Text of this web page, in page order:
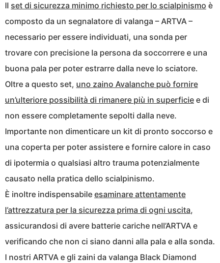
Il set di sicurezza minimo richiesto per lo scialpinismo è
composto da un segnalatore di valanga – ARTVA –
necessario per essere individuati, una sonda per
trovare con precisione la persona da soccorrere e una
buona pala per poter estrarre dalla neve lo sciatore.
Oltre a questo set, uno zaino Avalanche può fornire
un’ulteriore possibilità di rimanere più in superficie e di
non essere completamente sepolti dalla neve.
Importante non dimenticare un kit di pronto soccorso e
una coperta per poter assistere e fornire calore in caso
di ipotermia o qualsiasi altro trauma potenzialmente
causato nella pratica dello scialpinismo.
È inoltre indispensabile esaminare attentamente
l’attrezzatura per la sicurezza prima di ogni uscita,
assicurandosi di avere batterie cariche nell’ARTVA e
verificando che non ci siano danni alla pala e alla sonda.
I nostri ARTVA e gli zaini da valanga Black Diamond